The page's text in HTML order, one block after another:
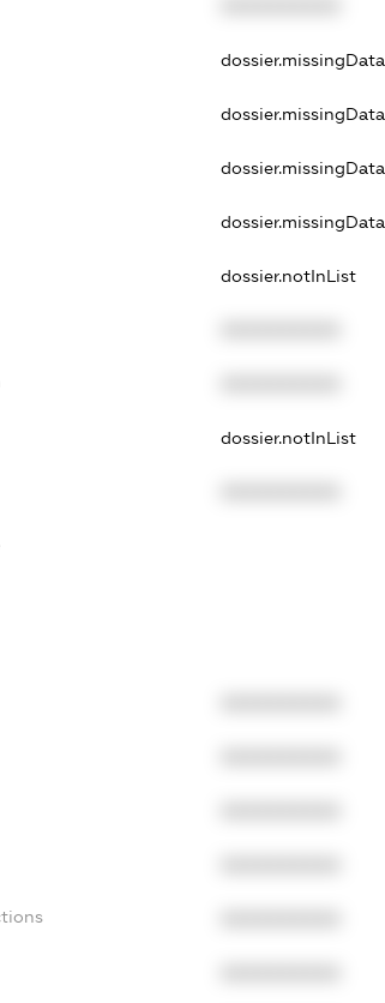
dossier.missingData
dossier.missingData
dossier.missingData
dossier.missingData
dossier.notInList
dossier.notInList